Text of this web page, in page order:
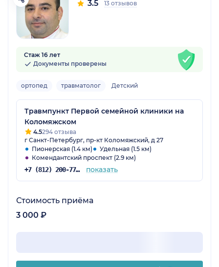
3.5 13 отзывов
Стаж 16 лет
Документы проверены
ортопед травматолог Детский
Травмпункт Первой семейной клиники на
Коломяжском
4.5294 отзыва
г Санкт-Петербург, пр-кт Коломяжский, д 27
Пионерская (1.4 км)
Удельная (1.5 км)
Комендантский проспект (2.9 км)
+7 (812) 200-77-54 показать
Стоимость приёма
3 000 ₽